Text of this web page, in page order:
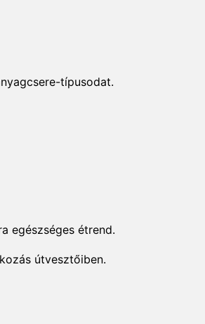
típusodat.
egészséges étrend.
útvesztőiben.